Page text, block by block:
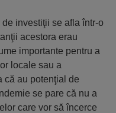
de investiţii se afla într-o
acestora erau
importante pentru a
locale sau a
că au potenţial de
se pare că nu a
care vor să încerce